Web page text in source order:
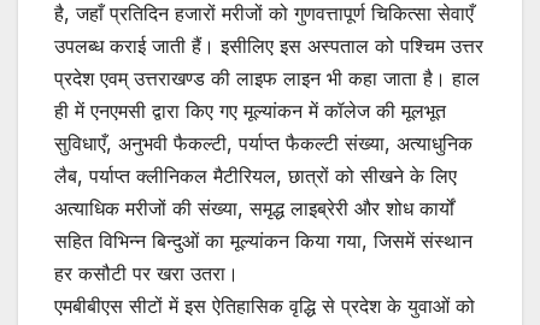
है, जहाँ प्रतिदिन हजारों मरीजों को गुणवत्तापूर्ण चिकित्सा सेवाएँ
उपलब्ध कराई जाती हैं। इसीलिए इस अस्पताल को पश्चिम उत्तर
प्रदेश एवम् उत्तराखण्ड की लाइफ लाइन भी कहा जाता है। हाल
ही में एनएमसी द्वारा किए गए मूल्यांकन में कॉलेज की मूलभूत
सुविधाएँ, अनुभवी फैकल्टी, पर्याप्त फैकल्टी संख्या, अत्याधुनिक
लैब, पर्याप्त क्लीनिकल मैटीरियल, छात्रों को सीखने के लिए
अत्याधिक मरीजों की संख्या, समृद्ध लाइब्रेरी और शोध कार्यों
सहित विभिन्न बिन्दुओं का मूल्यांकन किया गया, जिसमें संस्थान
हर कसौटी पर खरा उतरा।
एमबीबीएस सीटों में इस ऐतिहासिक वृद्धि से प्रदेश के युवाओं को